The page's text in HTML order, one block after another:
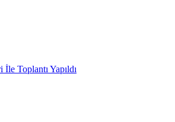
Toplantı Yapıldı